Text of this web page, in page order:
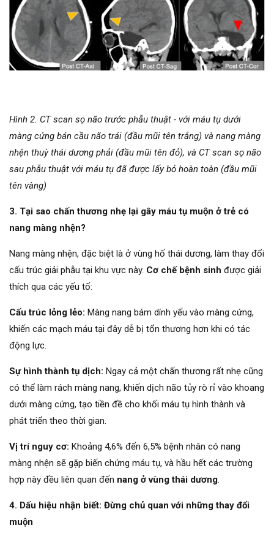
Hình 2. CT scan sọ não trước phẫu thuật - với máu tụ dưới
màng cứng bán cầu não trái (đầu mũi tên trắng) và nang màng
nhện thuỳ thái dương phải (đầu mũi tên đỏ), và CT scan sọ não
sau phẫu thuật với máu tụ đã được lấy bỏ hoàn toàn (đầu mũi
tên vàng)
3. Tại sao chấn thương nhẹ lại gây máu tụ muộn ở trẻ có
nang màng nhện?
Nang màng nhện, đặc biệt là ở vùng hố thái dương, làm thay đổi
cấu trúc giải phẫu tại khu vực này. Cơ chế bệnh sinh được giải
thích qua các yếu tố:
Cấu trúc lỏng lẻo: Màng nang bám dính yếu vào màng cứng,
khiến các mạch máu tại đây dễ bị tổn thương hơn khi có tác
động lực.
Sự hình thành tụ dịch: Ngay cả một chấn thương rất nhẹ cũng
có thể làm rách màng nang, khiến dịch não tủy rò rỉ vào khoang
dưới màng cứng, tạo tiền đề cho khối máu tụ hình thành và
phát triển theo thời gian.
Vị trí nguy cơ: Khoảng 4,6% đến 6,5% bệnh nhân có nang
màng nhện sẽ gặp biến chứng máu tụ, và hầu hết các trường
hợp này đều liên quan đến nang ở vùng thái dương.
4. Dấu hiệu nhận biết: Đừng chủ quan với những thay đổi
muộn